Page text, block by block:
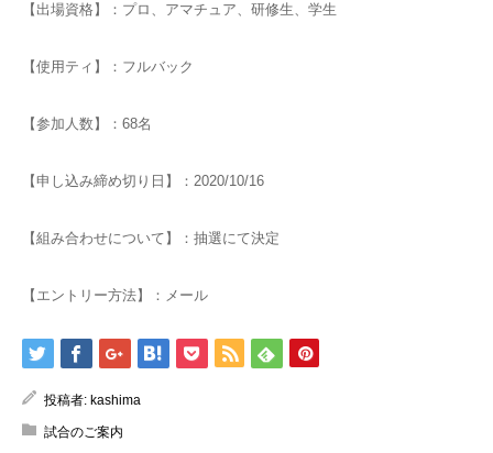
【出場資格】：プロ、アマチュア、研修生、学生
【使用ティ】：フルバック
【参加人数】：68名
【申し込み締め切り日】：2020/10/16
【組み合わせについて】：抽選にて決定
【エントリー方法】：メール
投稿者: kashima
試合のご案内